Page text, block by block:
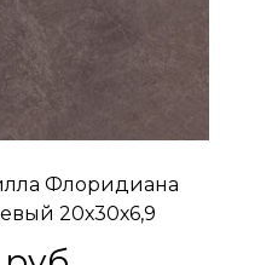
Флоридиана
20х30х6,9